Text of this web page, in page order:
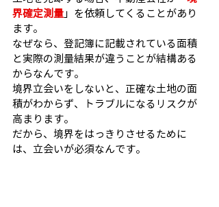
界確定測量 」を依頼してくることがあり
ます。
なぜなら、登記簿に記載されている面積
と実際の測量結果が違うことが結構ある
からなんです。
境界立会いをしないと、正確な土地の面
積がわからず、トラブルになるリスクが
高まります。
だから、境界をはっきりさせるために
は、立会いが必須なんです。